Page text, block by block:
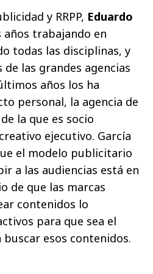
y RRPP, Eduardo
años trabajando en
todas las disciplinas, y
las grandes agencias
años los ha
personal, la agencia de
la que es socio
ejecutivo. García
el modelo publicitario
a las audiencias está en
de que las marcas
contenidos lo
para que sea el
esos contenidos.